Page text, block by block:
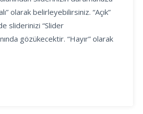
olarak belirleyebilirsiniz. “Açık”
sliderinizi “Slider
gözükecektir. “Hayır” olarak